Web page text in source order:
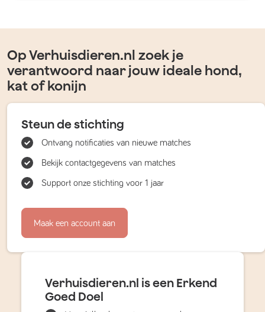
Op Verhuisdieren.nl zoek je
verantwoord naar jouw ideale hond,
kat of konijn
Steun de stichting
Ontvang notificaties van nieuwe matches
Bekijk contactgegevens van matches
Support onze stichting voor 1 jaar
Maak een account aan
Verhuisdieren.nl is een Erkend
Goed Doel